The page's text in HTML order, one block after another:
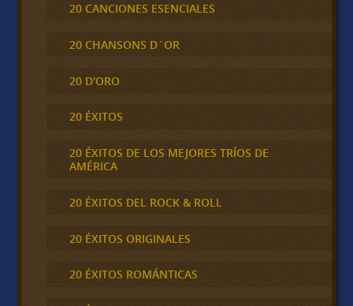
20 CANCIONES ESENCIALES
20 CHANSONS D´OR
20 D'ORO
20 ÉXITOS
20 ÉXITOS DE LOS MEJORES TRÍOS DE
AMÉRICA
20 ÉXITOS DEL ROCK & ROLL
20 ÉXITOS ORIGINALES
20 ÉXITOS ROMÁNTICAS